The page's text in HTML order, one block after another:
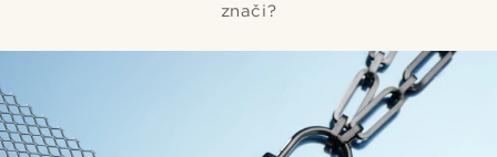
znači?